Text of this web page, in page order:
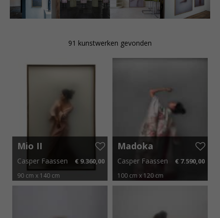
91 kunstwerken gevonden
Mio II
Casper Faassen € 9.360,00
90 cm x 140 cm
€ 140,40 p.m.
Madoka
Casper Faassen € 7.590,00
100 cm x 120 cm